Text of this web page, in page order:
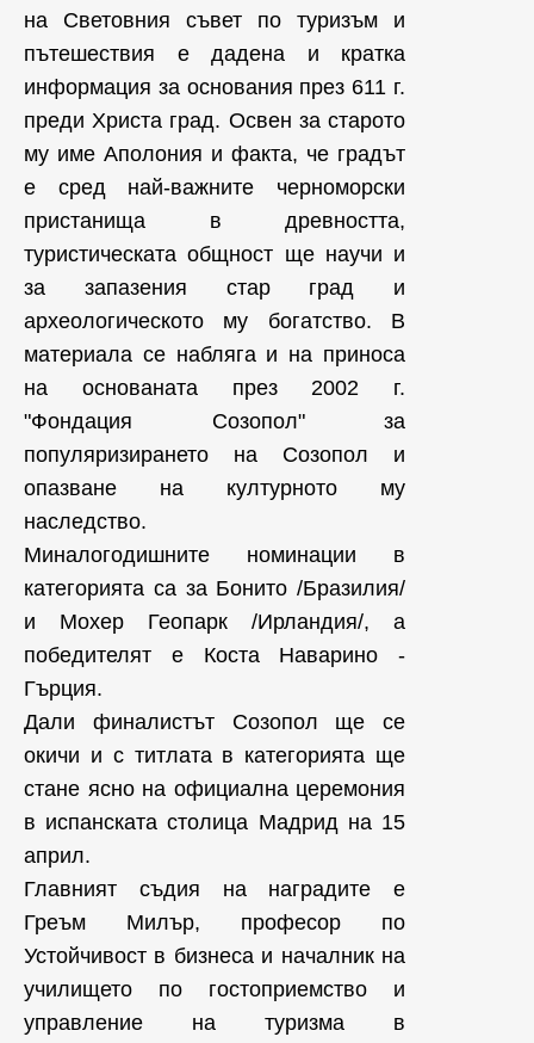
на Световния съвет по туризъм и
пътешествия е дадена и кратка
информация за основания през 611 г.
преди Христа град. Освен за старото
му име Аполония и факта, че градът
е сред най-важните черноморски
пристанища в древността,
туристическата общност ще научи и
за запазения стар град и
археологическото му богатство. В
материала се набляга и на приноса
на основаната през 2002 г.
"Фондация Созопол" за
популяризирането на Созопол и
опазване на културното му
наследство.
Миналогодишните номинации в
категорията са за Бонито /Бразилия/
и Мохер Геопарк /Ирландия/, а
победителят е Коста Наварино -
Гърция.
Дали финалистът Созопол ще се
окичи и с титлата в категорията ще
стане ясно на официална церемония
в испанската столица Мадрид на 15
април.
Главният съдия на наградите е
Греъм Милър, професор по
Устойчивост в бизнеса и началник на
училището по гостоприемство и
управление на туризма в